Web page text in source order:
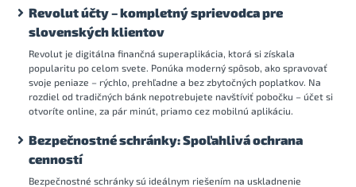
Revolut účty – kompletný sprievodca pre
slovenských klientov
Revolut je digitálna finančná superaplikácia, ktorá si získala
popularitu po celom svete. Ponúka moderný spôsob, ako spravovať
svoje peniaze – rýchlo, prehľadne a bez zbytočných poplatkov. Na
rozdiel od tradičných bánk nepotrebujete navštíviť pobočku – účet si
otvoríte online, za pár minút, priamo cez mobilnú aplikáciu.
Bezpečnostné schránky: Spoľahlivá ochrana
cenností
Bezpečnostné schránky sú ideálnym riešením na uskladnenie